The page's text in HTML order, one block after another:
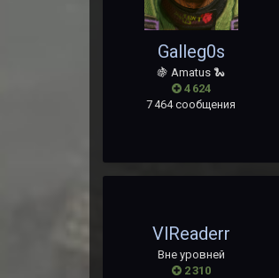
Galleg0s
🍇 Amatus 🐍
4 624
7 464 сообщения
VlReaderr
Вне уровней
2 310